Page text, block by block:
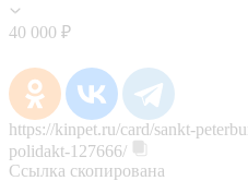
40 000 ₽
https://kinpet.ru/card/sankt-
polidakt-127666/
Ссылка скопирована